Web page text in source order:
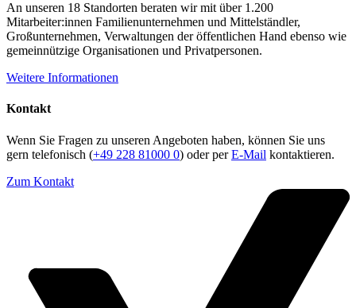
An unseren 18 Standorten beraten wir mit über 1.200
Mitarbeiter:innen Familienunternehmen und Mittelständler,
Großunternehmen, Verwaltungen der öffentlichen Hand ebenso wie
gemeinnützige Organisationen und Privatpersonen.
Weitere Informationen
Kontakt
Wenn Sie Fragen zu unseren Angeboten haben, können Sie uns
gern telefonisch (+49 228 81000 0) oder perE-Mail kontaktieren.
Zum Kontakt